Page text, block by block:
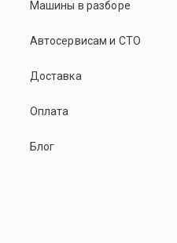
Машины в разборе
Автосервисам и СТО
Доставка
Оплата
Блог